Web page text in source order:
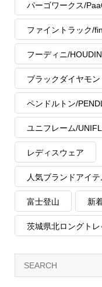
パーゴワークス/
ファイントラック/
フーディニ/
ブラックダイヤモ
ペンドルトン/
ユニフレーム/
レディスウェア
人気ブランドアイ
富士登山 新
茨城県北ロングトレ